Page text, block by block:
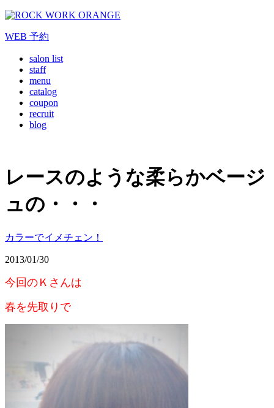
WEB 予約
salon list
staff
menu
catalog
coupon
recruit
blog
レースのような柔らかベージ
ュの・・・
カラーでイメチェン！
2013/01/30
今回のＫさんは
春を先取りで